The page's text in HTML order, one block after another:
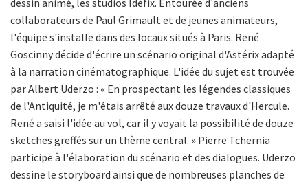
dessin animé, les studios Idéfix. Entourée d'anciens
collaborateurs de Paul Grimault et de jeunes animateurs,
l'équipe s'installe dans des locaux situés à Paris. René
Goscinny décide d'écrire un scénario original d'Astérix adapté
à la narration cinématographique. L'idée du sujet est trouvée
par Albert Uderzo : « En prospectant les légendes classiques
de l'Antiquité, je m'étais arrêté aux douze travaux d'Hercule.
René a saisi l'idée au vol, car il y voyait la possibilité de douze
sketches greffés sur un thème central. » Pierre Tchernia
participe à l'élaboration du scénario et des dialogues. Uderzo
dessine le storyboard ainsi que de nombreuses planches de